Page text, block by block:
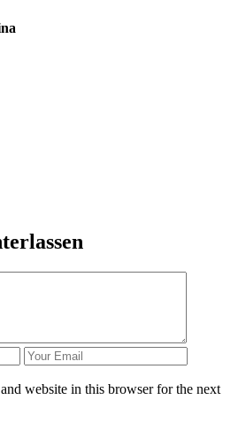
website in this browser for the next